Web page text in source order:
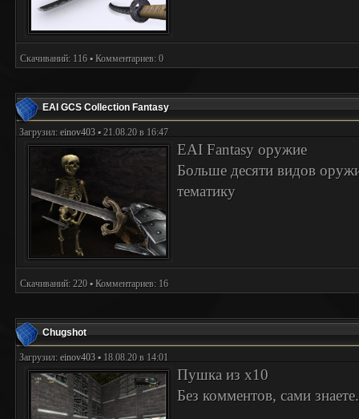
Скачиваний: 116 ▪ Комментариев: 0
EAI GCS Collection Fantasy
Загрузил: einov403 ▪ 21.08.20 в 16:47
EAI Fantasy оружие
Больше десяти видов
тематику
Скачиваний: 220 ▪ Комментариев: 16
Chugshot
Загрузил: einov403 ▪ 18.08.20 в 14:01
Пушка из х10
Без комментов, сами